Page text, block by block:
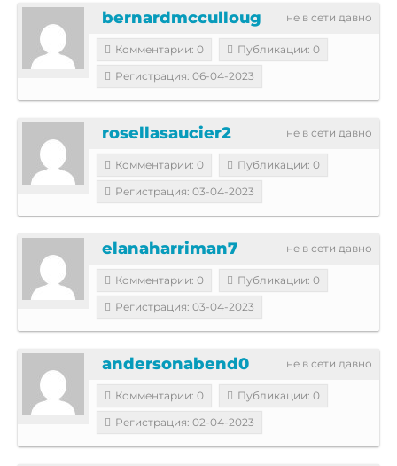
не в сети давно
bernardmcculloug
Комментарии: 0
Публикации: 0
Регистрация: 06-04-2023
не в сети давно
rosellasaucier2
Комментарии: 0
Публикации: 0
Регистрация: 03-04-2023
не в сети давно
elanaharriman7
Комментарии: 0
Публикации: 0
Регистрация: 03-04-2023
не в сети давно
andersonabend0
Комментарии: 0
Публикации: 0
Регистрация: 02-04-2023